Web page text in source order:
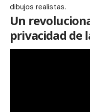
dibujos realistas.
Un
privacidad de